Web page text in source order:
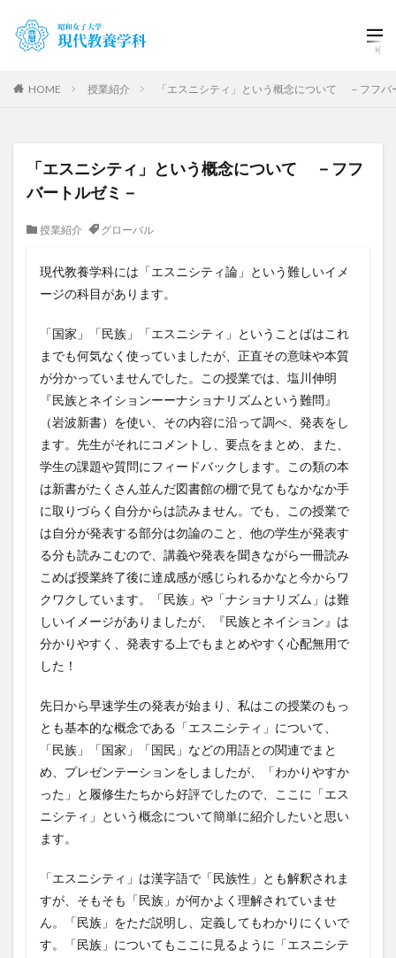
HOME 授業紹介 「エスニシティ」という概念について －フフバ
「エスニシティ」という概念について －フフ
バートルゼミ－
授業紹介 グローバル
現代教養学科には「エスニシティ論」という難しいイメ
ージの科目があります。
「国家」「民族」「エスニシティ」ということばはこれ
までも何気なく使っていましたが、正直その意味や本質
が分かっていませんでした。この授業では、塩川伸明
『民族とネイションーーナショナリズムという難問』
（岩波新書）を使い、その内容に沿って調べ、発表をし
ます。先生がそれにコメントし、要点をまとめ、また、
学生の課題や質問にフィードバックします。この類の本
は新書がたくさん並んだ図書館の棚で見てもなかなか手
に取りづらく自分からは読みません。でも、この授業で
は自分が発表する部分は勿論のこと、他の学生が発表す
る分も読みこむので、講義や発表を聞きながら一冊読み
こめば授業終了後に達成感が感じられるかなと今からワ
クワクしています。「民族」や「ナショナリズム」は難
しいイメージがありましたが、『民族とネイション』は
分かりやすく、発表する上でもまとめやすく心配無用で
した！
先日から早速学生の発表が始まり、私はこの授業のもっ
とも基本的な概念である「エスニシティ」について、
「民族」「国家」「国民」などの用語との関連でまと
め、プレゼンテーションをしましたが、「わかりやすか
った」と履修生たちから好評でしたので、ここに「エス
ニシティ」という概念について簡単に紹介したいと思い
ます。
「エスニシティ」は漢字語で「民族性」とも解釈されま
すが、そもそも「民族」が何かよく理解されていませ
ん。「民族」をただ説明し、定義してもわかりにくいで
す。「民族」についてもここに見るように「エスニシテ